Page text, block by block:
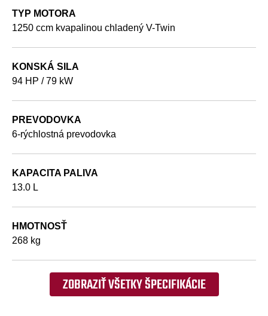
TYP MOTORA
1250 ccm kvapalinou chladený V-Twin
KONSKÁ SILA
94 HP / 79 kW
PREVODOVKA
6-rýchlostná prevodovka
KAPACITA PALIVA
13.0 L
HMOTNOSŤ
268 kg
ZOBRAZIŤ VŠETKY ŠPECIFIKÁCIE